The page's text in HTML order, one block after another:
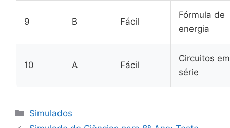
9 B Fácil
Fórmula de
energia
10 A Fácil
Circuitos em
série
Categorias
Simulados